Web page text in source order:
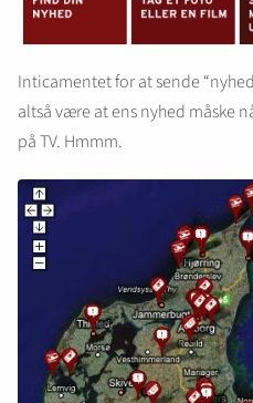
Inticamentet for at sende
altså være at ens nyhed måske
på TV. Hmmm.